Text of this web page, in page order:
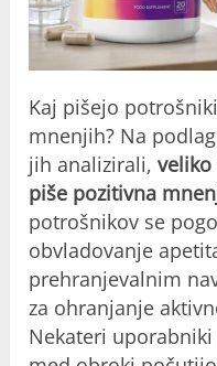
Kaj pišejo
mnenjih? Na
jih analizirali,veliko
piše pozitivna
potrošnikov se
obvladovanje
prehranjevalnim
za ohranjanje
Nekateri